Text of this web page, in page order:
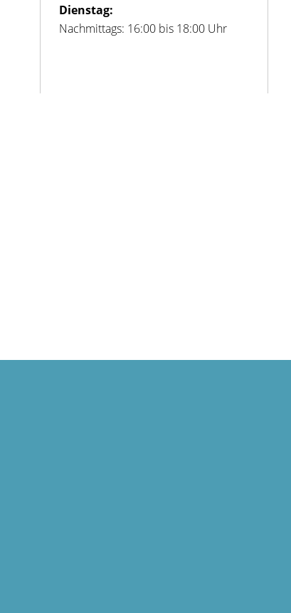
Dienstag:
Nachmittags: 16:00 bis 18:00 Uhr